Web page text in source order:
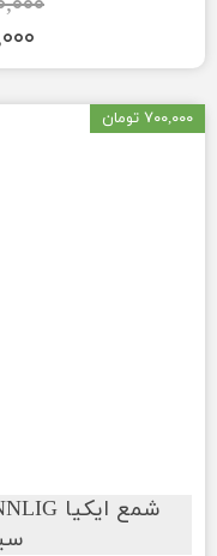
۷۰۰,۰۰۰ تومان